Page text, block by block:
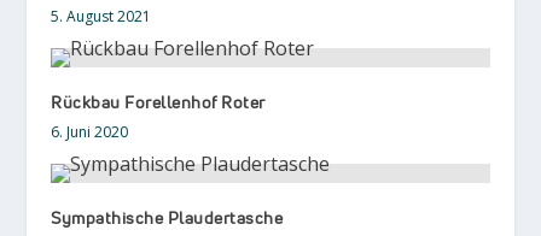
5. August 2021
Rückbau Forellenhof Roter
6. Juni 2020
Sympathische Plaudertasche